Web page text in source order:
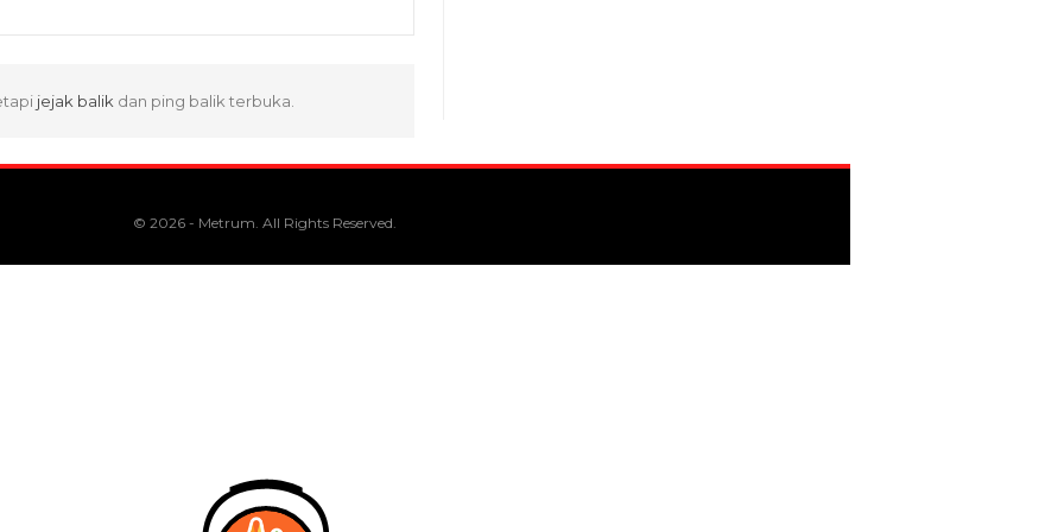
jejak balik dan ping balik terbuka.
© 2026 - Metrum. All Rights Reserved.